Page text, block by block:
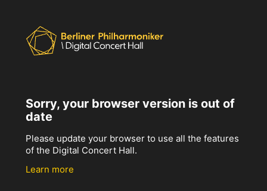
Sorry, your browser version is out of
date
Please update your browser to use all the features
of the Digital Concert Hall.
Learn more